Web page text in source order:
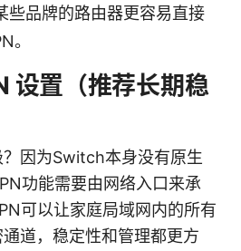
些品牌的路由器更容易直接
。
设置（推荐长期稳
因为Switch本身没有原生
功能需要由网络入口来承
可以让家庭局域网内的所有
道，稳定性和管理都更方